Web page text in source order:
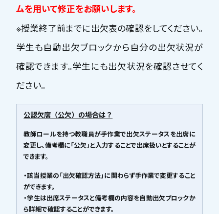
ムを用いて修正をお願いします。
※授業終了前までに出欠表の確認をしてください。
学生も自動出欠ブロックから自分の出欠状況が
確認できます。学生にも出欠状況を確認させてく
ださい。
公認欠席（公欠）の場合は？
教師ロールを持つ教職員が手作業で出欠ステータスを出席に
変更し、備考欄に「公欠」と入力することで出席扱いとすることが
できます。
・該当授業の「出欠確認方法」に関わらず手作業で変更すること
ができます。
・学生は出席ステータスと備考欄の内容を自動出欠ブロックか
ら詳細で確認することができます。